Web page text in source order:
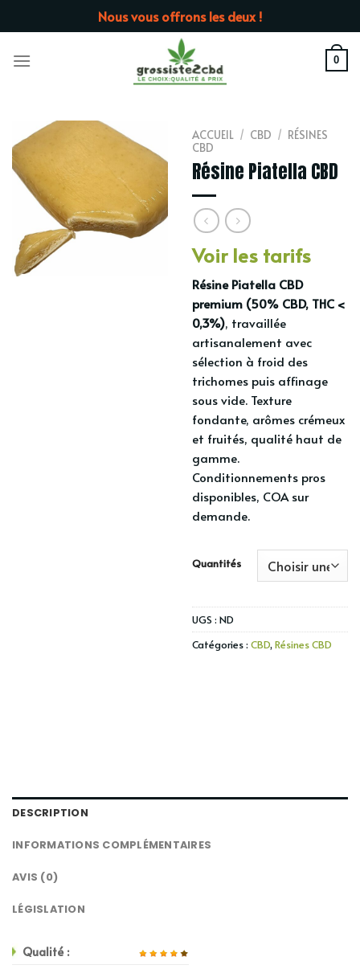
au
Nous vous offrons les deux !
0
ACCUEIL / CBD / RÉSINES
CBD
Résine Piatella CBD
Voir les tarifs
Résine Piatella CBD
premium (50% CBD, THC <
0,3%), travaillée
artisanalement avec
sélection à froid des
trichomes puis affinage
sous vide. Texture
fondante, arômes crémeux
et fruités, qualité haut de
gamme.
Conditionnements pros
disponibles, COA sur
demande.
Quantités
UGS : ND
Catégories : CBD, Résines CBD
DESCRIPTION
INFORMATIONS COMPLÉMENTAIRES
AVIS (0)
LÉGISLATION
Qualité :